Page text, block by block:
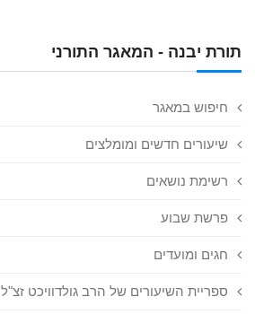
תורת יבנה - המאגר התורני
חיפוש במאגר
שיעורים חדשים ומומלצים
רשימת נושאים
פרשת שבוע
חגים ומועדים
ספריית השיעורים של הרב גולדוויכט זצ"ל